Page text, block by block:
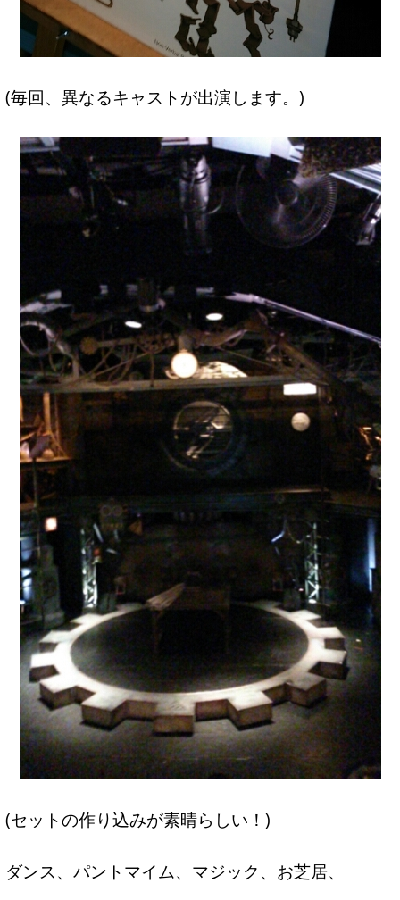
(毎回、異なるキャストが出演します。)
(セットの作り込みが素晴らしい！)
ダンス、パントマイム、マジック、お芝居、